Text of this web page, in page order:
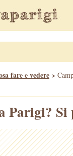
fare e vedere >
Parigi? Si